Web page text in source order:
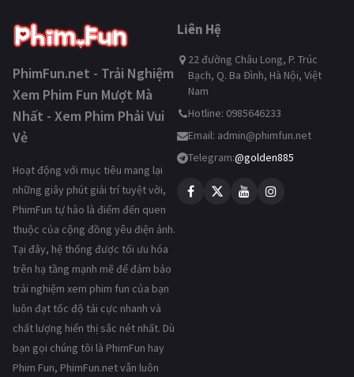
PhimFun.net - Trải Nghiệm
Xem Phim Fun Mượt Mà
Nhất - Xem Phim Phải Vui
Vẻ
Hoạt động với mục tiêu mang lại
những giây phút giải trí tuyệt vời,
PhimFun tự hào là điểm đến quen
thuộc của cộng đồng yêu điện ảnh.
Tại đây, hệ thống được tối ưu hóa
trên hạ tầng mạnh mẽ để đảm bảo
trải nghiệm xem phim fun của bạn
luôn đạt tốc độ tải cực nhanh và
chất lượng hiển thị sắc nét nhất. Dù
bạn gọi chúng tôi là PhimFun hay
Phim Fun, PhimFun.net vẫn luôn
Liên Hệ
22 đường Châu Long, P. Trúc
Bạch, Q. Ba Đình, Hà Nội, Việt
Nam
Hotline: 0985646233
Email: admin@phimfun.net
Telegram:@golden885